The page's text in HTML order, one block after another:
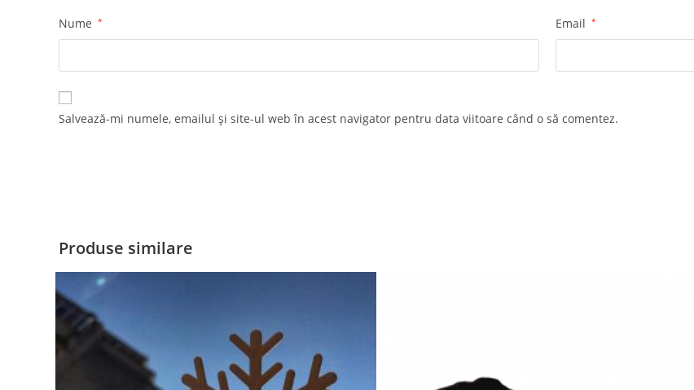
Nume * Email *
Salvează-mi numele, emailul și site-ul web în acest navigator pentru data viitoare când o să comentez.
Produse similare